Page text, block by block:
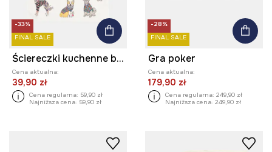
-33%
FINAL SALE
Ściereczki kuchenne bawełniane wzorzyste (2-pack)
Cena aktualna:
39,90 zł
Cena regularna: 59,90 zł
Najniższa cena: 59,90 zł
-28%
FINAL SALE
Gra poker
Cena aktualna:
179,90 zł
Cena regularna: 249,90 zł
Najniższa cena: 249,90 zł